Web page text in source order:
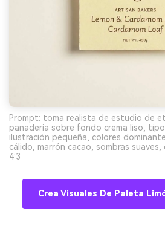
Prompt: toma realista de estudio de
panadería sobre fondo crema liso,
ilustración pequeña, colores
cálido, marrón cacao, sombras
4:3
Crea Visuales De Paleta